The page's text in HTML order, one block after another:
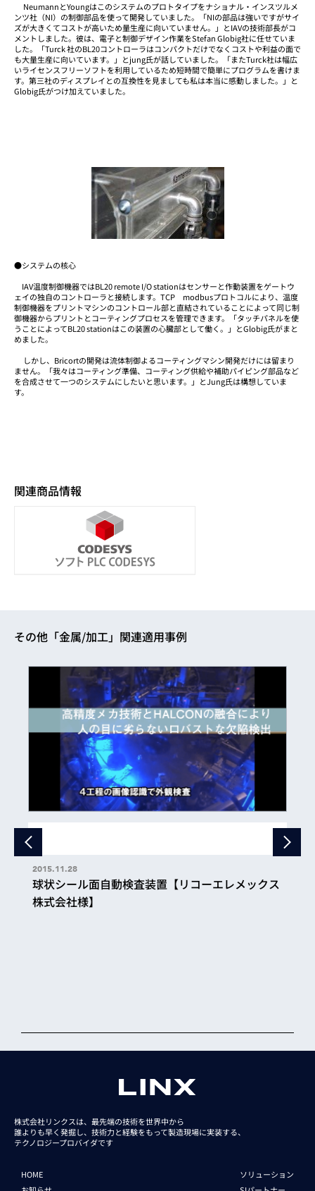
NeumannとYoungはこのシステムのプロトタイプをナショナル・インスツルメ
ンツ社（NI）の制御部品を使って開発していました。「NIの部品は強いですがサイ
ズが大きくてコストが高いため量生産に向いていません。」とIAVの技術部長がコ
メントしました。彼は、電子と制御デザイン作業をStefan Globig社に任せていま
した。「Turck 社のBL20コントローラはコンパクトだけでなくコストや利益の面で
も大量生産に向いています。」とjung氏が話していました。「またTurck社は幅広
いライセンスフリーソフトを利用しているため短時間で簡単にプログラムを書けま
す。第三社のディスプレイとの互換性を見ましても私は本当に感動しました。」と
Globig氏がつけ加えていました。
●システムの核心
IAV温度制御機器ではBL20 remote I/O stationはセンサーと作動装置をゲートウ
ェイの独自のコントローラと接続します。TCP modbusプロトコルにより、温度
制御機器をプリントマシンのコントロール部と直結されていることによって同じ制
御機器からプリントとコーティングプロセスを管理できます。「タッチパネルを使
うことによってBL20 stationはこの装置の心臓部として働く。」とGlobig氏がまと
めました。
しかし、Bricortの開発は流体制御よるコーティングマシン開発だけには留まり
ません。「我々はコーティング準備、コーティング供給や補助パイピング部品など
を合成させて一つのシステムにしたいと思います。」とJung氏は構想していま
す。
関連商品情報
その他「金属/加工」関連適用事例
2015.11.28
球状シール面自動検査装置【リコーエレメックス
株式会社様】
株式会社リンクスは、最先端の技術を世界中から
誰よりも早く発掘し、技術力と経験をもって製造現場に実装する、
テクノロジープロバイダです
HOME
ソリューション